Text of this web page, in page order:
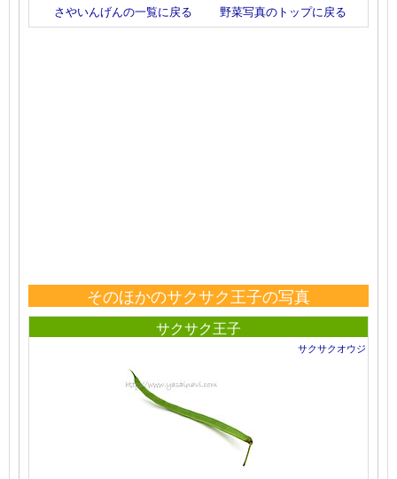
さやいんげんの一覧に戻る 野菜写真のトップに戻る
そのほかのサクサク王子の写真
サクサク王子
サクサクオウジ